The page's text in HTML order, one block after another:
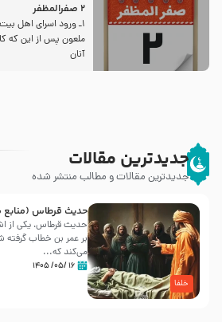
2 صفرالمظفر
1ـ ورود اسراى اهل
ملعون پس از این كه
آنان
جدیدترین مقالات
جدیدترین مقالات و مطالب منتشر شده
خلفا
حدیث قرطاس
حدیث قرطاس، یکی از
بر عمر بن خطاب
می‌کند که...
۱۶ /۰۵/ ۱۴۰۵